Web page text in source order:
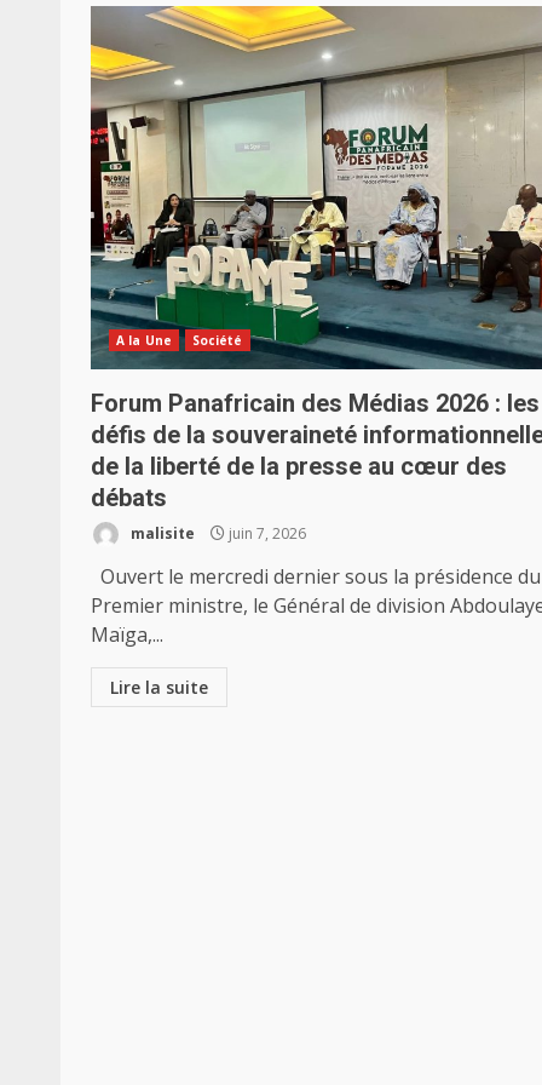
A la Une Société
Forum Panafricain des Médias 2026 : les
défis de la souveraineté
de la liberté de la presse au cœur des
débats
malisite juin 7, 2026
Ouvert le mercredi dernier sous la présidence du
Premier ministre, le Général de division
Maïga,...
Lire la suite